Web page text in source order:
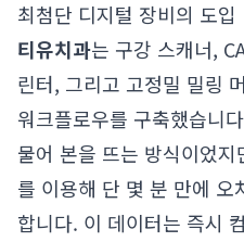
최첨단 디지털 장비의 도입
티유치과는 구강 스캐너,
린터, 그리고 고정밀 밀링
워크플로우를 구축했습니
물어 본을 뜨는 방식이었
를 이용해 단 몇 분 만에 오
합니다. 이 데이터는 즉시